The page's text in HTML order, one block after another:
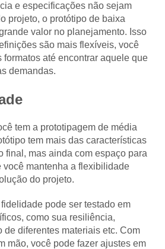
e especificações não sejam
projeto, o protótipo de baixa
valor no planejamento. Isso
são mais flexíveis, você
formatos até encontrar aquele que
demandas.
tem a prototipagem de média
tem mais das características
final, mas ainda com espaço para
você mantenha a flexibilidade
do projeto.
pode ser testado em
como sua resiliência,
diferentes materiais etc. Com
mão, você pode fazer ajustes em